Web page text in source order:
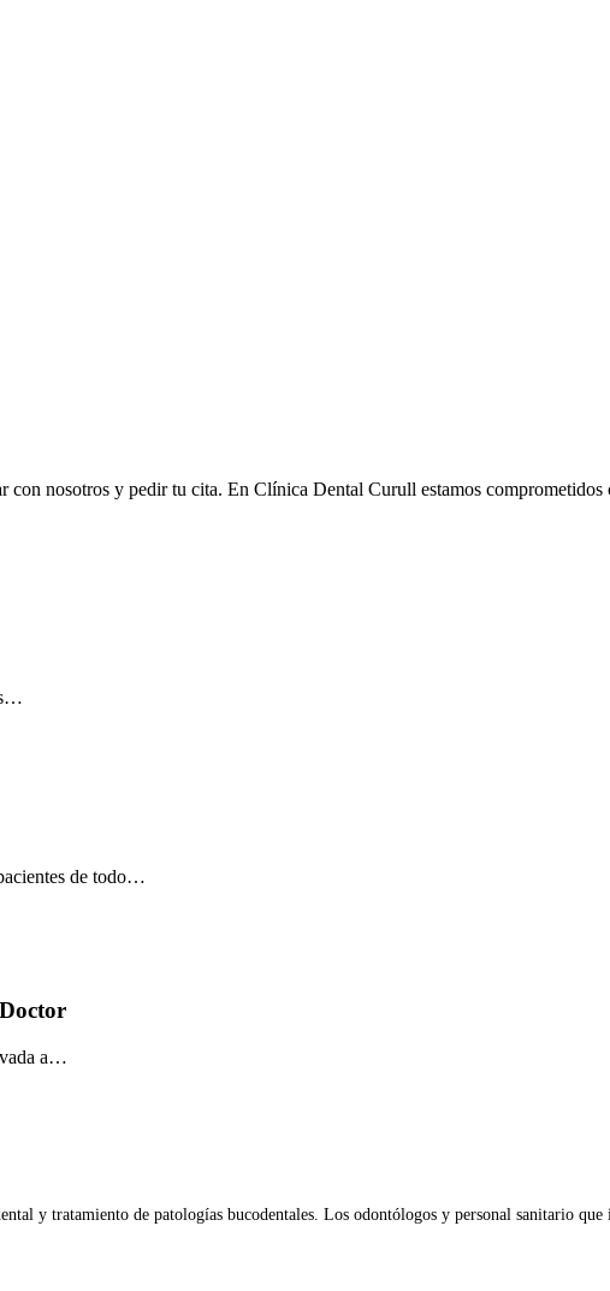
con nosotros y pedir tu cita. En Clínica Dental Curull estamos
de todo…
a…
y tratamiento de patologías bucodentales. Los odontólogos y personal sanitario